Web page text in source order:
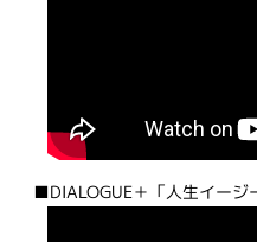
■DIALOGUE＋「人生イー